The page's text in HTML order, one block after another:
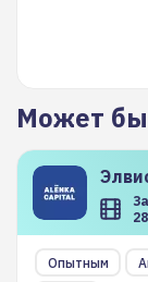
Может
Опытным